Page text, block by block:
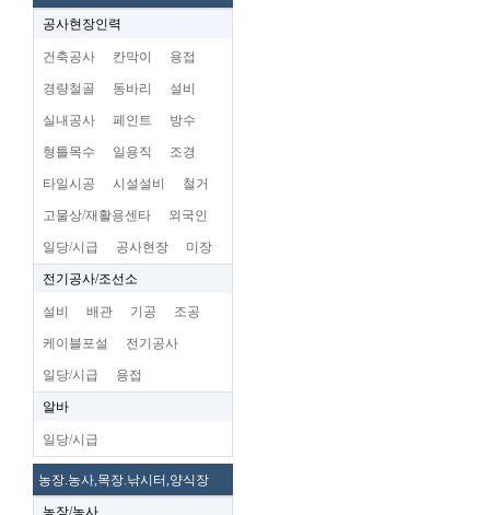
공사현장인력
건축공사 칸막이 용접
경량철골 동바리 설비
실내공사 페인트 방수
형틀목수 일용직 조경
타일시공 시설설비 철거
고물상/재활용센타 외국인
일당/시급 공사현장 미장
전기공사/조선소
설비 배관 기공 조공
케이블포설 전기공사
일당/시급 용접
알바
일당/시급
농장.농사,목장.낚시터,양식장
농장/농사